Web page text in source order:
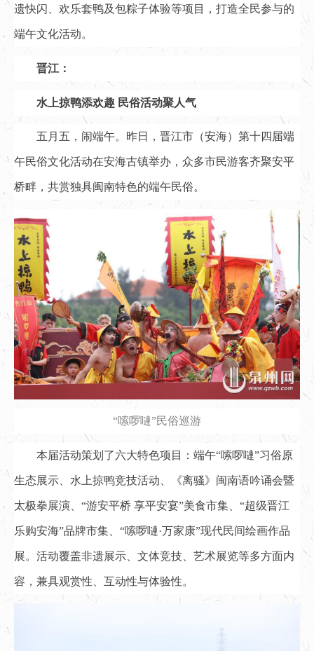
遗快闪、欢乐套鸭及包粽子体验等项目，打造全民参与的
端午文化活动。
晋江：
水上掠鸭添欢趣 民俗活动聚人气
五月五，闹端午。昨日，晋江市（安海）第十四届端
午民俗文化活动在安海古镇举办，众多市民游客齐聚安平
桥畔，共赏独具闽南特色的端午民俗。
“嗦啰嗹”民俗巡游
本届活动策划了六大特色项目：端午“嗦啰嗹”习俗原
生态展示、水上掠鸭竞技活动、《离骚》闽南语吟诵会暨
太极拳展演、“游安平桥 享平安宴”美食市集、“超级晋江
乐购安海”品牌市集、“嗦啰嗹·万家康”现代民间绘画作品
展。活动覆盖非遗展示、文体竞技、艺术展览等多方面内
容，兼具观赏性、互动性与体验性。